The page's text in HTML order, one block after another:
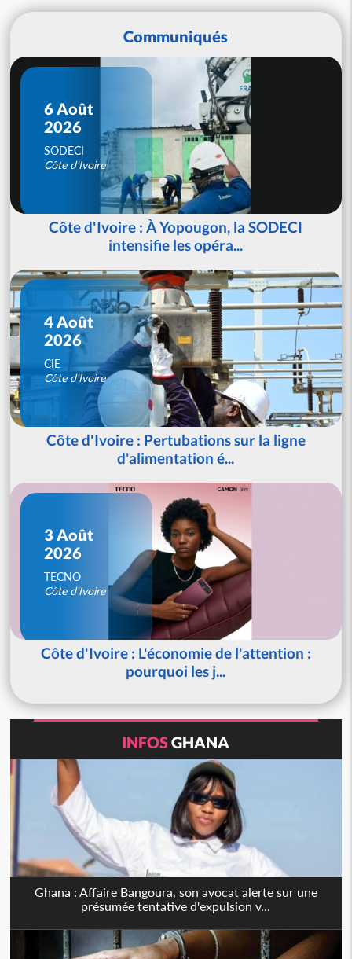
Communiqués
6 Août
2026
SODECI
Côte d'Ivoire
Côte d'Ivoire : À Yopougon, la SODECI
intensifie les opéra...
4 Août
2026
CIE
Côte d'Ivoire
Côte d'Ivoire : Pertubations sur la ligne
d'alimentation é...
3 Août
2026
TECNO
Côte d'Ivoire
Côte d'Ivoire : L'économie de l'attention :
pourquoi les j...
INFOSGHANA
Ghana : Affaire Bangoura, son avocat alerte sur une
présumée tentative d'expulsion v...